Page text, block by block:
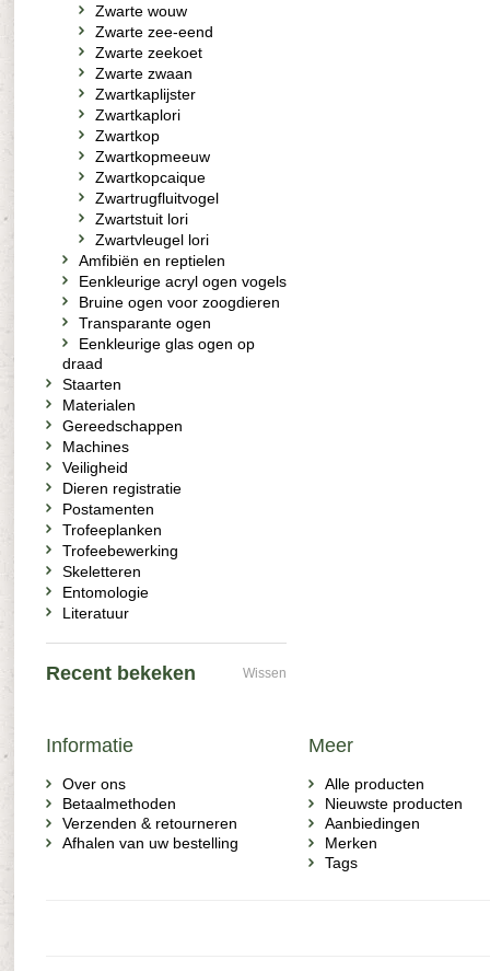
Zwarte wouw
Zwarte zee-eend
Zwarte zeekoet
Zwarte zwaan
Zwartkaplijster
Zwartkaplori
Zwartkop
Zwartkopmeeuw
Zwartkopcaique
Zwartrugfluitvogel
Zwartstuit lori
Zwartvleugel lori
Amfibiën en reptielen
Eenkleurige acryl ogen vogels
Bruine ogen voor zoogdieren
Transparante ogen
Eenkleurige glas ogen op
draad
Staarten
Materialen
Gereedschappen
Machines
Veiligheid
Dieren registratie
Postamenten
Trofeeplanken
Trofeebewerking
Skeletteren
Entomologie
Literatuur
Recent bekeken Wissen
Informatie
Over ons
Betaalmethoden
Verzenden & retourneren
Afhalen van uw bestelling
Meer
Alle producten
Nieuwste producten
Aanbiedingen
Merken
Tags